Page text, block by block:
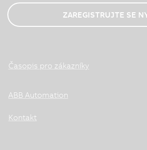
ZAREGISTRUJTE SE
Časopis pro zákazníky
ABB Automation
Kontakt